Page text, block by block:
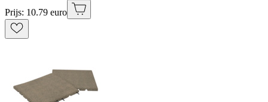
Prijs: 10.79 euro